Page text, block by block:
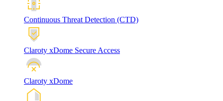
Continuous Threat Detection (CTD)
Claroty xDome Secure Access
Claroty xDome